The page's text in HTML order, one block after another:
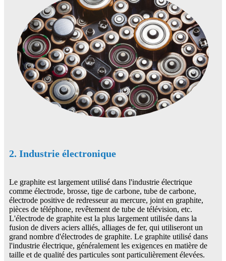
2. Industrie électronique
Le graphite est largement utilisé dans l'industrie électrique
comme électrode, brosse, tige de carbone, tube de carbone,
électrode positive de redresseur au mercure, joint en graphite,
pièces de téléphone, revêtement de tube de télévision, etc.
L'électrode de graphite est la plus largement utilisée dans la
fusion de divers aciers alliés, alliages de fer, qui utiliseront un
grand nombre d'électrodes de graphite. Le graphite utilisé dans
l'industrie électrique, généralement les exigences en matière de
taille et de qualité des particules sont particulièrement élevées.